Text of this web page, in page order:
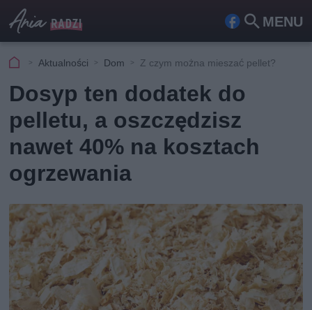
MENU
Fa
ook
Szu
kaj
Aktualności Dom Z czym można mieszać pellet?
Dosyp ten dodatek do
pelletu, a oszczędzisz
nawet 40% na kosztach
ogrzewania